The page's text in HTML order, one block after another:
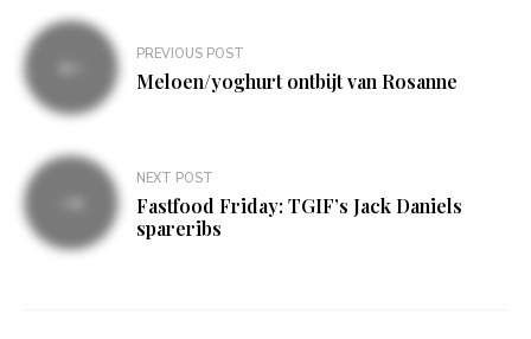
Bericht
navigatie
PREVIOUS POST
Meloen/yoghurt ontbijt van Rosanne
NEXT POST
Fastfood Friday: TGIF’s Jack Daniels
spareribs